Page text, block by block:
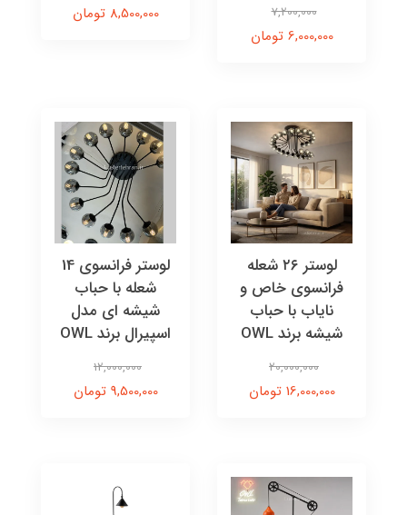
7,200,000
6,000,000 تومان
8,500,000 تومان
لوستر ۲۶ شعله
فرانسوی خاص و
نایاب با حباب
شیشه برند OWL
20,000,000
16,000,000 تومان
لوستر فرانسوی 14
شعله با حباب
شیشه ای مدل
اسپیرال برند OWL
12,000,000
9,500,000 تومان